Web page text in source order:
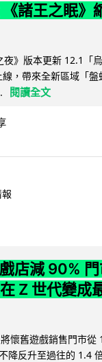
諸王之眠》
夜》版本更新 12.1「
，帶來全新區域「
閱讀全文
店減 90%
Z 世代變成
懷舊遊戲銷售門市從
降反升至過往的 1.4